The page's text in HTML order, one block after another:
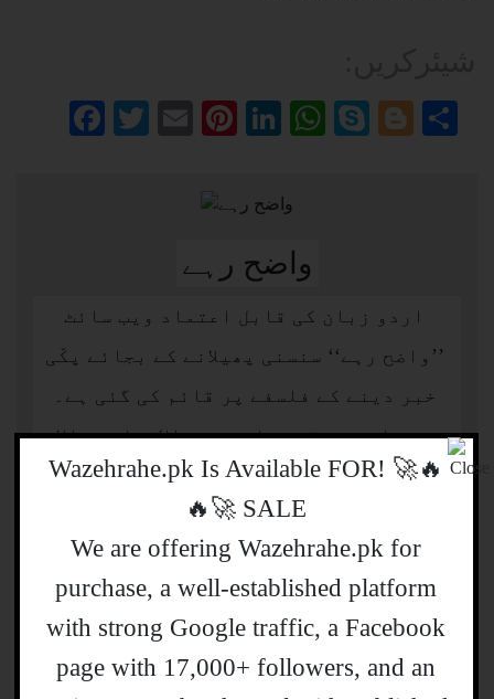
Facebook
TwitterEmailPinterest
LinkedIn
WhatsApp
Skype
واضح رہے
اردو زبان کی قابل اعتماد ویب سائٹ
’’واضح رہے‘‘ سنسنی پھیلانے کے بجائے پکّی
خبر دینے کے فلسفے پر قائم کی گئی ہے۔
ویب سائٹ پر قومی اور بین الاقوامی حالات
حاضرہ عوامی دلچسپی کے پہلو کو مدنظر
رکھتے ہوئے پیش کئے جاتے ہیں۔
🔥🚀 !Wazehrahe.pk Is Available FOR
SALE 🚀🔥
We are offering Wazehrahe.pk for
purchase, a well-established platform
with strong Google traffic, a Facebook
page with 17,000+ followers, and an